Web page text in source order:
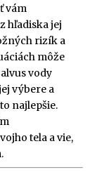
vám
hľadiska jej
rizík a
môže
vody
výbere a
najlepšie.
tela a vie,